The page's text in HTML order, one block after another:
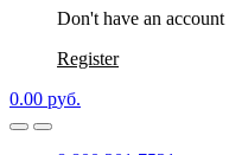
Don't have an account
Register
0.00 руб.